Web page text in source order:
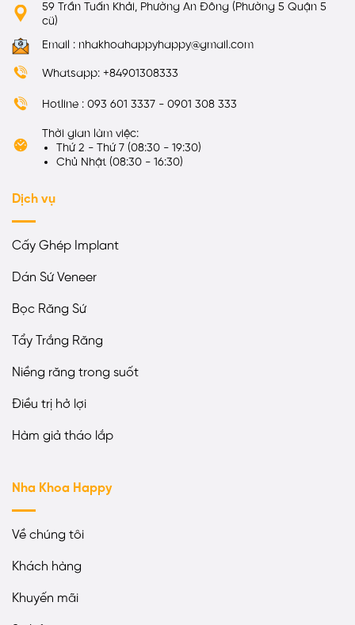
59 Trần Tuấn Khải, Phường An Đông (Phường 5 Quận 5
cũ)
Email : nhakhoahappyhappy@gmail.com
Whatsapp: +84901308333
Hotline : 093 601 3337 - 0901 308 333
Thời gian làm việc:
Thứ 2 - Thứ 7 (08:30 - 19:30)
Chủ Nhật (08:30 - 16:30)
Dịch vụ
Cấy Ghép Implant
Dán Sứ Veneer
Bọc Răng Sứ
Tẩy Trắng Răng
Niềng răng trong suốt
Điều trị hở lợi
Hàm giả tháo lắp
Nha Khoa Happy
Về chúng tôi
Khách hàng
Khuyến mãi